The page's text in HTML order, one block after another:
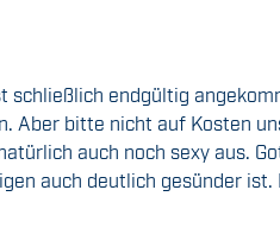
endgültig
Aber bitte nicht auf Kosten
auch noch sexy aus.
auch deutlich gesünder ist.